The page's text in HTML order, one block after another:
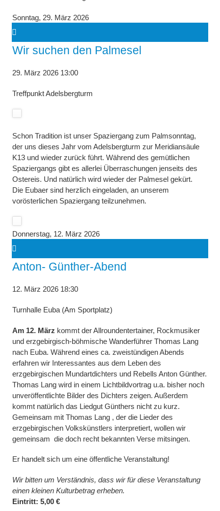
Sonntag, 29. März 2026
Wir suchen den Palmesel
29. März 2026 13:00
Treffpunkt Adelsbergturm
Schon Tradition ist unser Spaziergang zum Palmsonntag,
der uns dieses Jahr vom Adelsbergturm zur Meridiansäule
K13 und wieder zurück führt. Während des gemütlichen
Spaziergangs gibt es allerlei Überraschungen jenseits des
Ostereis. Und natürlich wird wieder der Palmesel gekürt.
Die Eubaer sind herzlich eingeladen, an unserem
vorösterlichen Spaziergang teilzunehmen.
Donnerstag, 12. März 2026
Anton- Günther-Abend
12. März 2026 18:30
Turnhalle Euba (Am Sportplatz)
Am 12. März kommt der Allroundentertainer, Rockmusiker
und erzgebirgisch-böhmische Wanderführer Thomas Lang
nach Euba. Während eines ca. zweistündigen Abends
erfahren wir Interessantes aus dem Leben des
erzgebirgischen Mundartdichters und Rebells Anton Günther.
Thomas Lang wird in einem Lichtbildvortrag u.a. bisher noch
unveröffentlichte Bilder des Dichters zeigen. Außerdem
kommt natürlich das Liedgut Günthers nicht zu kurz.
Gemeinsam mit Thomas Lang , der die Lieder des
erzgebirgischen Volkskünstlers interpretiert, wollen wir
gemeinsam die doch recht bekannten Verse mitsingen.
Er handelt sich um eine öffentliche Veranstaltung!
Wir bitten um Verständnis, dass wir für diese Veranstaltung
einen kleinen Kulturbetrag erheben.
Eintritt: 5,00 €